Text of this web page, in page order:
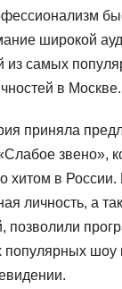
широкой
из самых
в Москве.
приняла
звено»,
хитом в России.
личность, а
позволили
популярных шоу